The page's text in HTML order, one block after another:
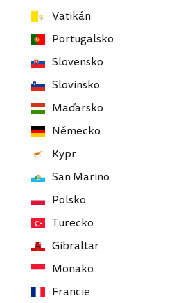
Vatikán
Portugalsko
Slovensko
Slovinsko
Maďarsko
Německo
Kypr
San Marino
Polsko
Turecko
Gibraltar
Monako
Francie